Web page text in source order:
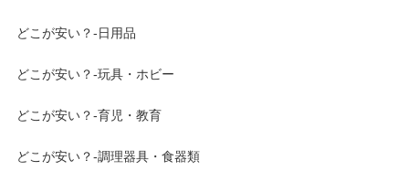
どこが安い？-日用品
どこが安い？-玩具・ホビー
どこが安い？-育児・教育
どこが安い？-調理器具・食器類